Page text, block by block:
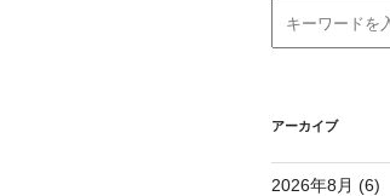
アーカイブ
2026年8月 (6)